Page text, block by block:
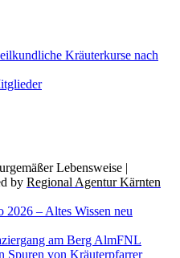
Kräuterkurse nach
Lebensweise |
by Regional Agentur Kärnten
2026 – Altes Wissen neu
FNL
Spuren von Kräuterpfarrer